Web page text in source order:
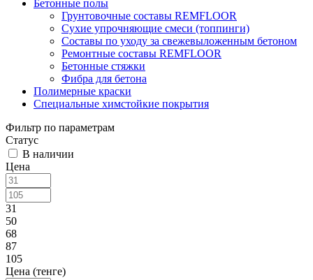
Бетонные полы
Грунтовочные составы REMFLOOR
Сухие упрочняющие смеси (топпинги)
Составы по уходу за свежевыложенным бетоном
Ремонтные составы REMFLOOR
Бетонные стяжки
Фибра для бетона
Полимерные краски
Специальные химстойкие покрытия
Фильтр по параметрам
Статус
В наличии
Цена
31
50
68
87
105
Цена (тенге)